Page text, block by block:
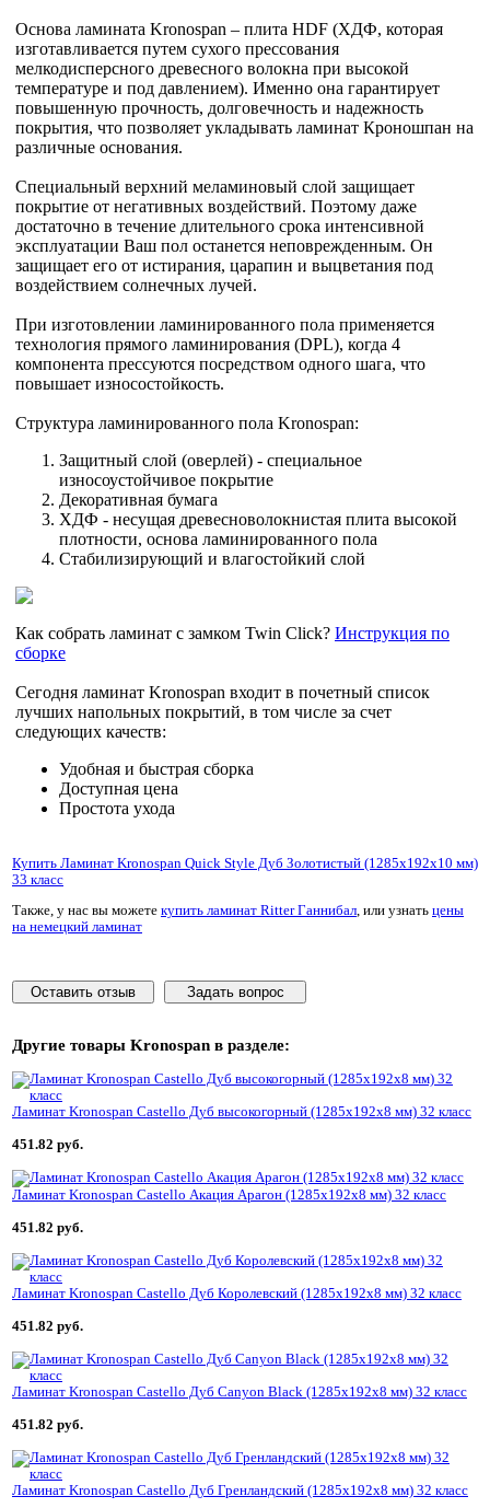
Основа ламината Kronospan – плита HDF (ХДФ, которая
изготавливается путем сухого прессования
мелкодисперсного древесного волокна при высокой
температуре и под давлением). Именно она гарантирует
повышенную прочность, долговечность и надежность
покрытия, что позволяет укладывать ламинат Кроношпан на
различные основания.
Специальный верхний меламиновый слой защищает
покрытие от негативных воздействий. Поэтому даже
достаточно в течение длительного срока интенсивной
эксплуатации Ваш пол останется неповрежденным. Он
защищает его от истирания, царапин и выцветания под
воздействием солнечных лучей.
При изготовлении ламинированного пола применяется
технология прямого ламинирования (DPL), когда 4
компонента прессуются посредством одного шага, что
повышает износостойкость.
Структура ламинированного пола Kronospan:
Защитный слой (оверлей) - специальное
износоустойчивое покрытие
Декоративная бумага
ХДФ - несущая древесноволокнистая плита высокой
плотности, основа ламинированного пола
Стабилизирующий и влагостойкий слой
Как собрать ламинат с замком Twin Click? Инструкция по
сборке
Сегодня ламинат Kronospan входит в почетный список
лучших напольных покрытий, в том числе за счет
следующих качеств:
Удобная и быстрая сборка
Доступная цена
Простота ухода
Купить Ламинат Kronospan Quick Style Дуб Золотистый (1285x192x10 мм)
33 класс
Также, у нас вы можете купить ламинат Ritter Ганнибал, или узнать цены
на немецкий ламинат
Оставить отзыв Задать вопрос
Другие товары Kronospan в разделе:
Ламинат Kronospan Castello Дуб высокогорный (1285x192x8 мм) 32 класс
451.82 руб.
Ламинат Kronospan Castello Акация Арагон (1285x192x8 мм) 32 класс
451.82 руб.
Ламинат Kronospan Castello Дуб Королевский (1285x192x8 мм) 32 класс
451.82 руб.
Ламинат Kronospan Castello Дуб Canyon Black (1285x192x8 мм) 32 класс
451.82 руб.
Ламинат Kronospan Castello Дуб Гренландский (1285x192x8 мм) 32 класс